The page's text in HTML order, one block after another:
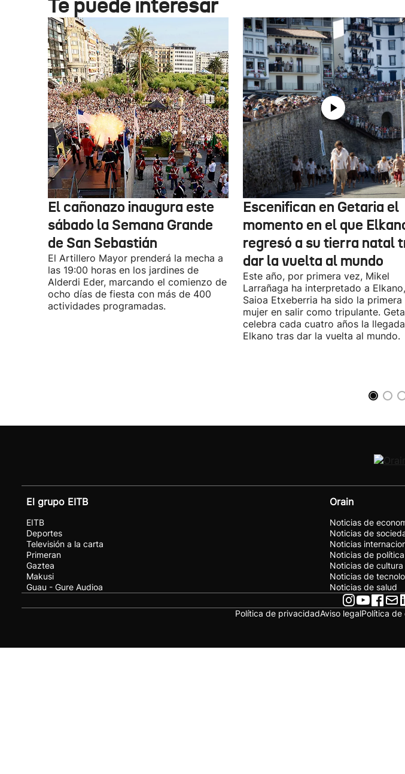
El cañonazo inaugura este
sábado la Semana Grande
de San Sebastián
El Artillero Mayor prenderá la mecha a
las 19:00 horas en los jardines de
Alderdi Eder, marcando el comienzo de
ocho días de fiesta con más de 400
actividades programadas.
Escenifican en Getaria el
momento en el que
regresó a su tierra natal
dar la vuelta al mundo
Este año, por primera vez, Mikel
Larrañaga ha interpretado a
Saioa Etxeberria ha sido la primera
mujer en salir como tripulante.
celebra cada cuatro años la
Elkano tras dar la vuelta al mundo.
El grupo EITB
EITB
Deportes
Televisión a la carta
Primeran
Gaztea
Makusi
Guau - Gure Audioa
Orain
Noticias de
Noticias de
Noticias
Noticias de política
Noticias de cultura
Noticias de
Noticias de salud
Política de privacidadAviso legalPolítica de